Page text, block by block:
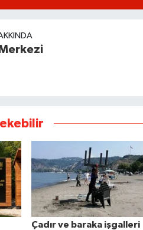
Çadır ve baraka işgalleri